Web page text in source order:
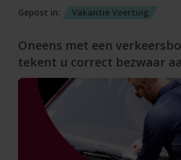
Gepost in:
Vakantie Voertuig
Oneens met een
tekent u correct bezwaar